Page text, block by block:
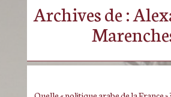
Archives de :